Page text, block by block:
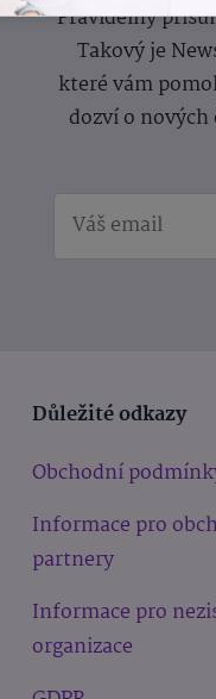
Pravidelný
Takový je
které vám
dozví o
Důležité odkazy
Obchodní
Informace pro
partnery
Informace pro
organizace